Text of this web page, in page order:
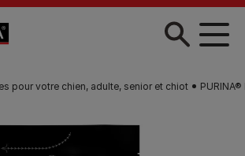
pour votre chien, adulte, senior et chiot